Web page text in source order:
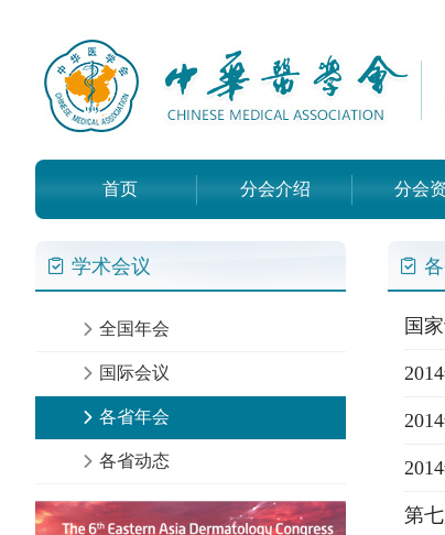
首页 分会介绍 分会
学术会议
全国年会
国际会议
各省年会
各省动态
国
第